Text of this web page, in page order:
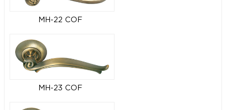
MH-22 COF
MH-23 COF